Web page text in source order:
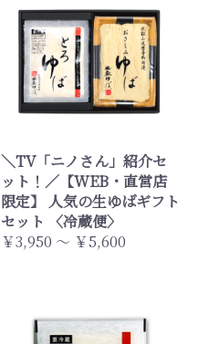
＼TV「ニノさん」紹介セ
ット！／【WEB・直営店
限定】 人気の生ゆばギフト
セット 〈冷蔵便〉
￥3,950 ～ ￥5,600